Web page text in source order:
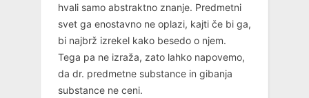
hvali samo abstraktno znanje. Predmetni
svet ga enostavno ne oplazi, kajti če bi ga,
bi najbrž izrekel kako besedo o njem.
Tega pa ne izraža, zato lahko napovemo,
da dr. predmetne substance in gibanja
substance ne ceni.